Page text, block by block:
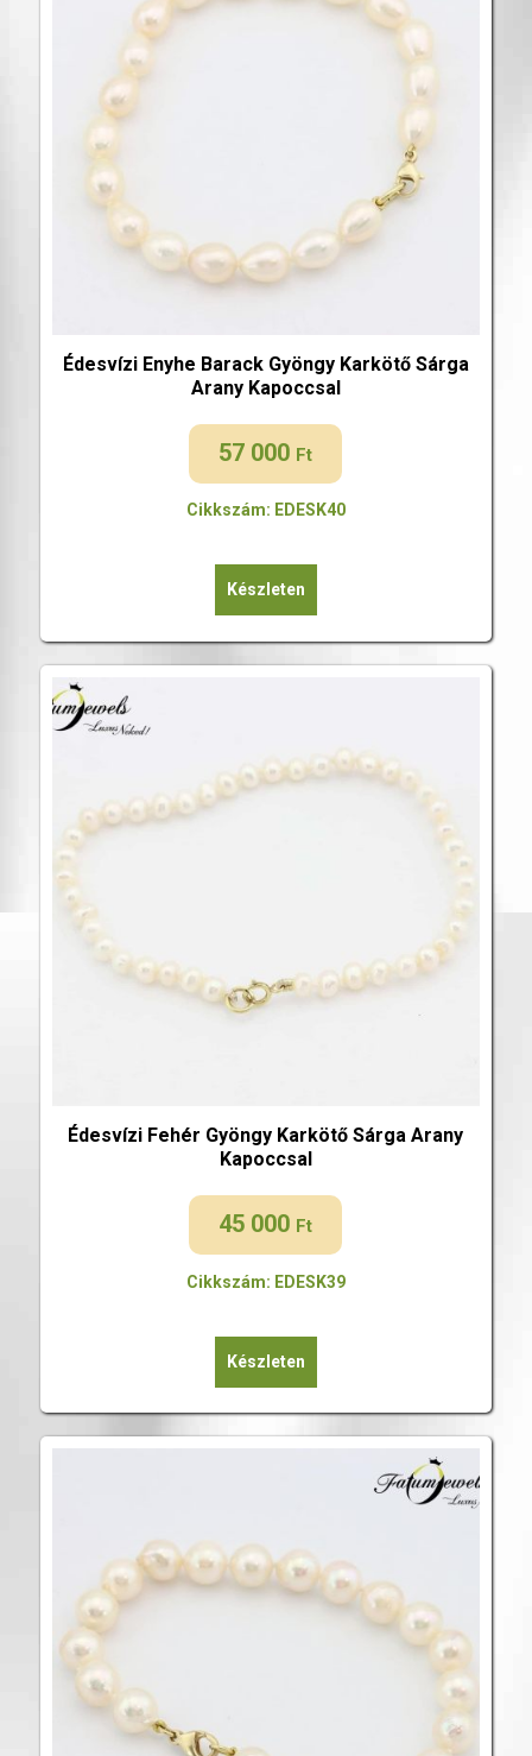
Édesvízi Enyhe Barack Gyöngy Karkötő Sárga
Arany Kapoccsal
57 000 Ft
Cikkszám: EDESK40
Készleten
Édesvízi Fehér Gyöngy Karkötő Sárga Arany
Kapoccsal
45 000 Ft
Cikkszám: EDESK39
Készleten